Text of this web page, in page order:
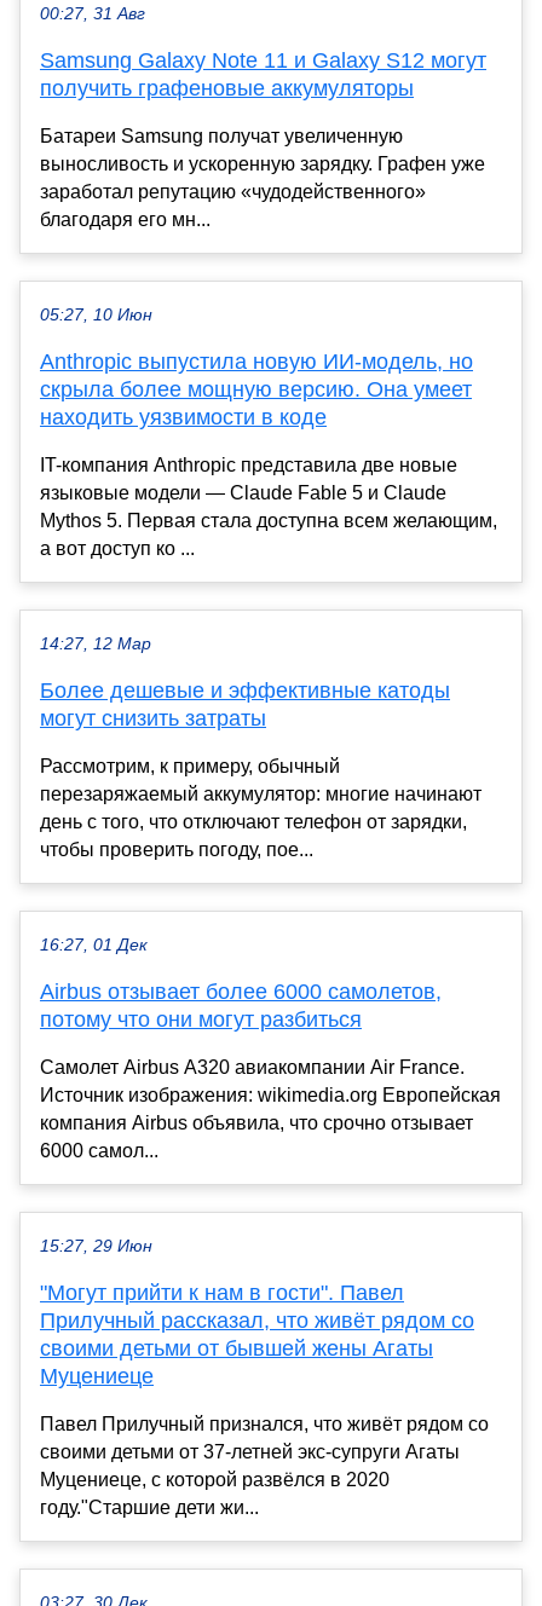
00:27, 31 Авг
Samsung Galaxy Note 11 и Galaxy S12 могут
получить графеновые аккумуляторы
Батареи Samsung получат увеличенную
выносливость и ускоренную зарядку. Графен уже
заработал репутацию «чудодейственного»
благодаря его мн...
05:27, 10 Июн
Anthropic выпустила новую ИИ-модель, но
скрыла более мощную версию. Она умеет
находить уязвимости в коде
IT-компания Anthropic представила две новые
языковые модели — Claude Fable 5 и Claude
Mythos 5. Первая стала доступна всем желающим,
а вот доступ ко ...
14:27, 12 Мар
Более дешевые и эффективные катоды
могут снизить затраты
Рассмотрим, к примеру, обычный
перезаряжаемый аккумулятор: многие начинают
день с того, что отключают телефон от зарядки,
чтобы проверить погоду, пое...
16:27, 01 Дек
Airbus отзывает более 6000 самолетов,
потому что они могут разбиться
Самолет Airbus A320 авиакомпании Air France.
Источник изображения: wikimedia.org Европейская
компания Airbus объявила, что срочно отзывает
6000 самол...
15:27, 29 Июн
"Могут прийти к нам в гости". Павел
Прилучный рассказал, что живёт рядом со
своими детьми от бывшей жены Агаты
Муцениеце
Павел Прилучный признался, что живёт рядом со
своими детьми от 37-летней экс-супруги Агаты
Муцениеце, с которой развёлся в 2020
году."Старшие дети жи...